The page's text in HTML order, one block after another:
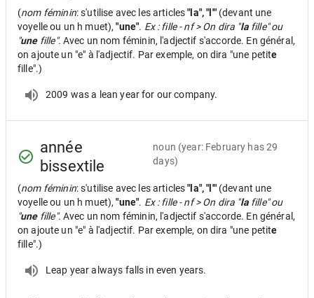
(nom féminin: s'utilise avec les articles"la", "l'" (devant une
voyelle ou un h muet),"une". Ex : fille - nf > On dira "lafille" ou
"unefille". Avec un nom féminin, l'adjectif s'accorde. En général,
on ajoute un "e" à l'adjectif. Par exemple, on dira "une petite
fille".)
2009 was a lean year for our company.
année
bissextile
noun (year: February has 29
days)
(nom féminin: s'utilise avec les articles"la", "l'" (devant une
voyelle ou un h muet),"une". Ex : fille - nf > On dira "lafille" ou
"unefille". Avec un nom féminin, l'adjectif s'accorde. En général,
on ajoute un "e" à l'adjectif. Par exemple, on dira "une petite
fille".)
Leap year always falls in even years.